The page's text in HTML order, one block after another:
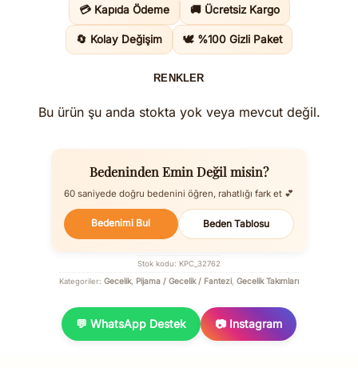
💳 Kapıda Ödeme 🚚 Ücretsiz Kargo
🔄 Kolay Değişim 🕊️ %100 Gizli Paket
RENKLER
Bu ürün şu anda stokta yok veya mevcut değil.
Bedeninden Emin Değil misin?
60 saniyede doğru bedenini öğren, rahatlığı fark et 💕
Bedenimi Bul Beden Tablosu
Stok kodu: KPC_32762
Kategoriler: Gecelik, Pijama / Gecelik / Fantezi Gecelik Takımları
💬 WhatsApp Destek 📷 Instagram